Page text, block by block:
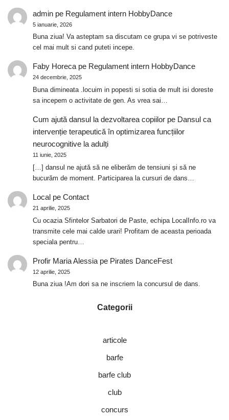
adminpe Regulament intern HobbyDance
5 ianuarie, 2026
Buna ziua! Va asteptam sa discutam ce grupa vi se potriveste
cel mai mult si cand puteti incepe.
Faby Horecape Regulament intern HobbyDance
24 decembrie, 2025
Buna dimineata .locuim in popesti si sotia de mult isi doreste
sa incepem o activitate de gen. As vrea sai…
Cum ajută dansul la dezvoltarea copiilorpe Dansul ca
intervenție terapeutică în optimizarea funcțiilor
neurocognitive la adulți
11 iunie, 2025
[…] dansul ne ajută să ne eliberăm de tensiuni și să ne
bucurăm de moment. Participarea la cursuri de dans…
Localpe Contact
21 aprilie, 2025
Cu ocazia Sfintelor Sarbatori de Paste, echipa LocalInfo.ro va
transmite cele mai calde urari! Profitam de aceasta perioada
speciala pentru…
Profir Maria Alessiape Pirates DanceFest
12 aprilie, 2025
Buna ziua !Am dori sa ne inscriem la concursul de dans.
Categorii
articole
barfe
barfe club
club
concurs